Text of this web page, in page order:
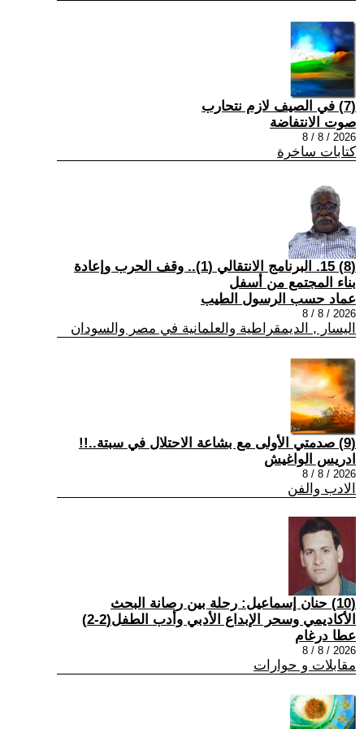
(7) في الصيف لازم نتحارب
صوت الانتفاضة
2026 / 8 / 8
كتابات ساخرة
(8) 15. البرنامج الانتقالي (1).. وقف الحرب وإعادة
بناء المجتمع من أسفل
عماد حسب الرسول الطيب
2026 / 8 / 8
اليسار , الديمقراطية والعلمانية في مصر والسودان
(9) صدمتي الأولى مع بشاعة الاحتلال في سبتة..!!
ادريس الواغيش
2026 / 8 / 8
الادب والفن
(10) حنان إسماعيل: رحلة بين رصانة البحث
الأكاديمي وسحر الإبداع الأدبي وأدب الطفل(2-2)
عطا درغام
2026 / 8 / 8
مقابلات و حوارات